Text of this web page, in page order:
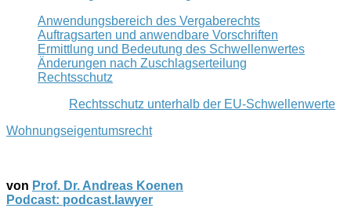
Anwendungsbereich des Vergaberechts
Auftragsarten und anwendbare Vorschriften
Ermittlung und Bedeutung des Schwellenwertes
Änderungen nach Zuschlagserteilung
Rechtsschutz
Rechtsschutz unterhalb der EU-Schwellenwerte
Wohnungseigentumsrecht
von Prof. Dr. Andreas Koenen
Podcast: podcast.lawyer